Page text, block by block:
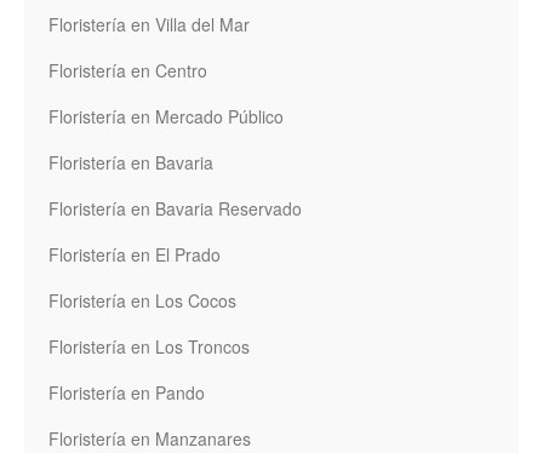
Floristería en Villa del Mar
Floristería en Centro
Floristería en Mercado Público
Floristería en Bavaria
Floristería en Bavaria Reservado
Floristería en El Prado
Floristería en Los Cocos
Floristería en Los Troncos
Floristería en Pando
Floristería en Manzanares